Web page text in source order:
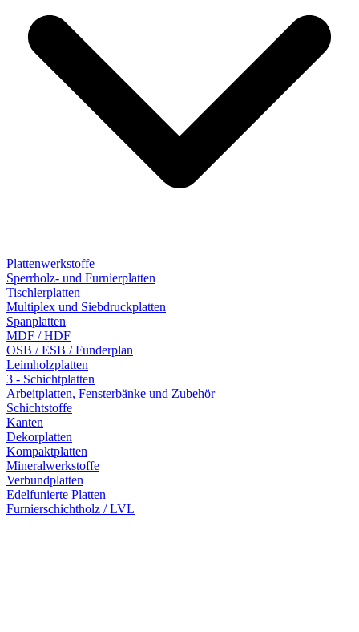
Plattenwerkstoffe
Sperrholz- und Furnierplatten
Tischlerplatten
Multiplex und Siebdruckplatten
Spanplatten
MDF / HDF
OSB / ESB / Funderplan
Leimholzplatten
3 - Schichtplatten
Arbeitplatten, Fensterbänke und Zubehör
Schichtstoffe
Kanten
Dekorplatten
Kompaktplatten
Mineralwerkstoffe
Verbundplatten
Edelfunierte Platten
Furnierschichtholz / LVL